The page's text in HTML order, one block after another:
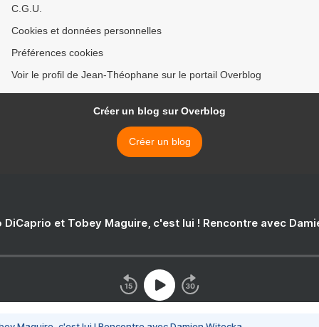
C.G.U.
Cookies et données personnelles
Préférences cookies
Voir le profil de Jean-Théophane sur le portail Overblog
Créer un blog sur Overblog
Créer un blog
DiCaprio et Tobey Maguire, c'est lui ! Rencontre avec